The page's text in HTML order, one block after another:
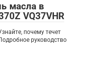
масла в
VQ37VHR
почему течет
руководство